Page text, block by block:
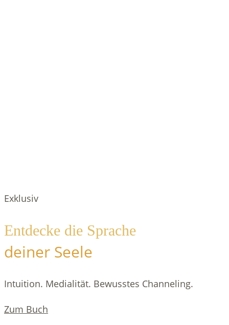
Exklusiv
Entdecke die Sprache
deiner Seele
Intuition. Medialität. Bewusstes Channeling.
Zum Buch